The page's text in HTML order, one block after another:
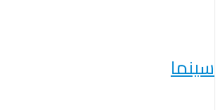
سينما